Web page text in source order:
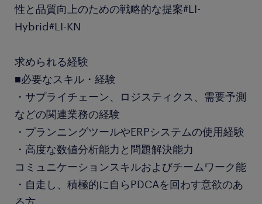
性と品質向上のための戦略的な提案#LI-
Hybrid#LI-KN
求められる経験
■必要なスキル・経験
・サプライチェーン、ロジスティクス、需要予測
などの関連業務の経験
・プランニングツールやERPシステムの使用経験
・高度な数値分析能力と問題解決能力
コミュニケーションスキルおよびチームワーク能
・自走し、積極的に自らPDCAを回わす意欲のあ